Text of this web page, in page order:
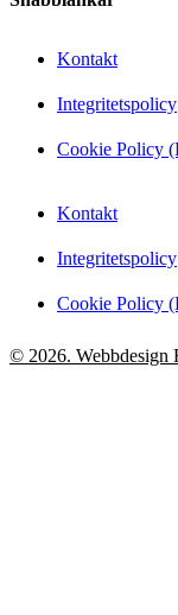
Kontakt
Integritetspolicy
Cookie Policy
Kontakt
Integritetspolicy
Cookie Policy
© 2026. Webbdesign